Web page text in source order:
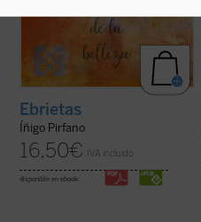
Ebrietas
Íñigo Pirfano
16,50€ IVA incluido
disponible en ebook: